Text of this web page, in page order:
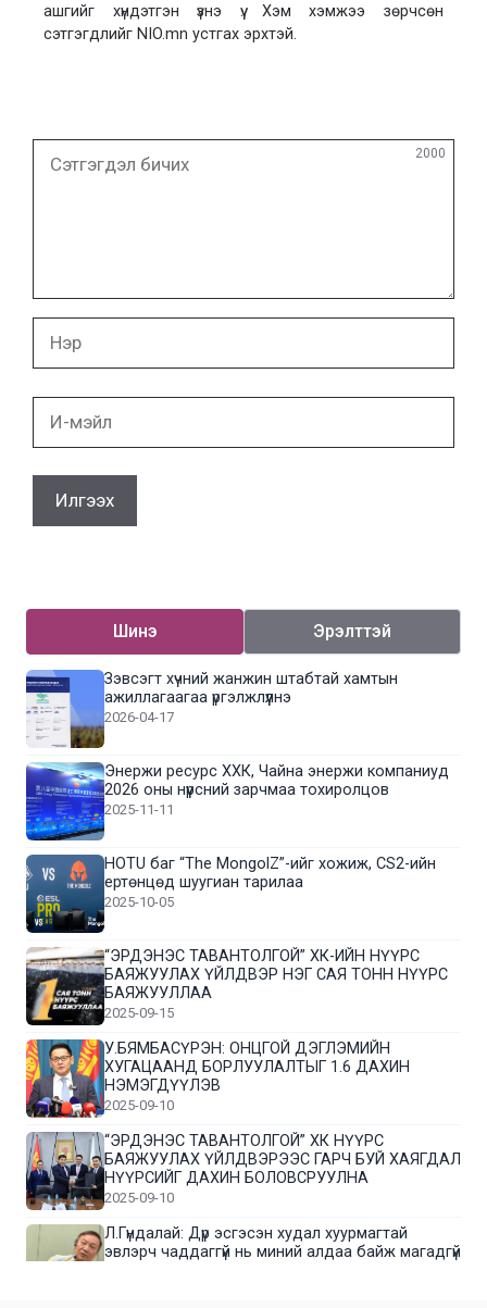
ашгийг хүндэтгэн үзнэ үү. Хэм хэмжээ зөрчсөн
сэтгэгдлийг NIO.mn устгах эрхтэй.
2000
мэйл
Шинэ Эрэлттэй
Зэвсэгт хүчний жанжин штабтай хамтын
ажиллагаагаа үргэлжлүүлнэ
2026-04-17
Энержи ресурс ХХК, Чайна энержи компаниуд
2026 оны нүүрсний зарчмаа тохиролцов
2025-11-11
HOTU баг “The MongolZ”-ийг хожиж, CS2-ийн
ертөнцөд шуугиан тарилаа
2025-10-05
“ЭРДЭНЭС ТАВАНТОЛГОЙ” ХК-ИЙН НҮҮРС
БАЯЖУУЛАХ ҮЙЛДВЭР НЭГ САЯ ТОНН НҮҮРС
БАЯЖУУЛЛАА
2025-09-15
У.БЯМБАСҮРЭН: ОНЦГОЙ ДЭГЛЭМИЙН
ХУГАЦААНД БОРЛУУЛАЛТЫГ 1.6 ДАХИН
НЭМЭГДҮҮЛЭВ
2025-09-10
“ЭРДЭНЭС ТАВАНТОЛГОЙ” ХК НҮҮРС
БАЯЖУУЛАХ ҮЙЛДВЭРЭЭС ГАРЧ БУЙ ХАЯГДАЛ
НҮҮРСИЙГ ДАХИН БОЛОВСРУУЛНА
2025-09-10
Л.Гүндалай: Дүр эсгэсэн худал хуурмагтай
эвлэрч чаддаггүй нь миний алдаа байж магадгүй